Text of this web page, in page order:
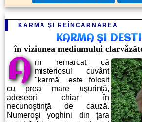
KARMA ŞI REÎNCARNAREA
KARMA ŞI
în viziunea mediumului
A m remarcat că
misteriosul cuvânt
"karmă" este folosit
cu prea mare uşurinţă,
adeseori chiar în
necunoştinţă de cauză.
Numeroşi yoghini din ţara